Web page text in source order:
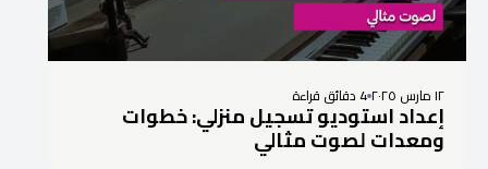
١٢ مارس ٢٠٢٥ 4 دقائق قراءة
إعداد استوديو تسجيل منزلي: خطوات
ومعدات لصوت مثالي